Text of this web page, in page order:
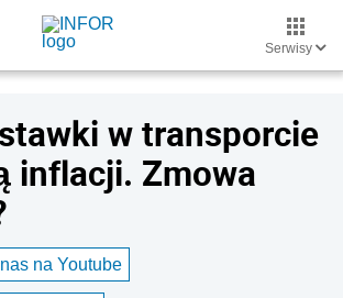
Serwisy
w transporcie
inflacji. Zmowa
na Youtube